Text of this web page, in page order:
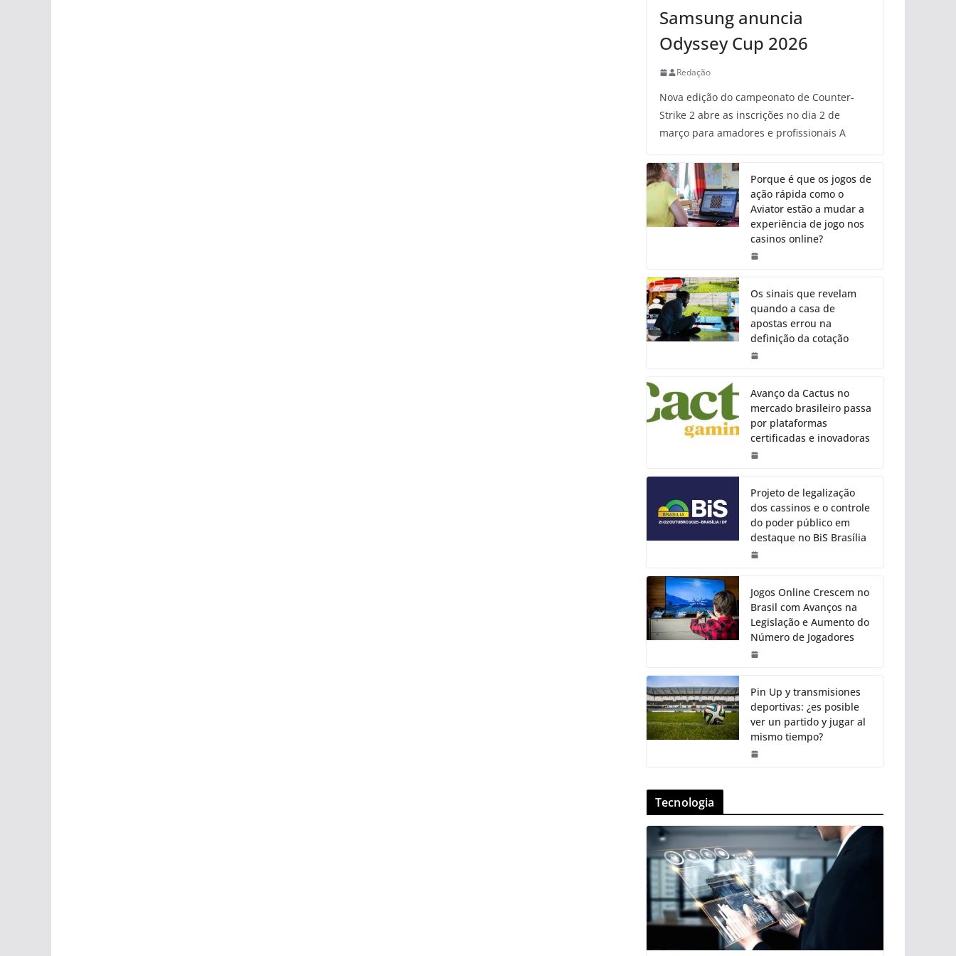
Samsung anuncia
Odyssey Cup 2026
Redação
Nova edição do campeonato de Counter-
Strike 2 abre as inscrições no dia 2 de
março para amadores e profissionais A
Porque é que os jogos de
ação rápida como o
Aviator estão a mudar a
experiência de jogo nos
casinos online?
Os sinais que revelam
quando a casa de
apostas errou na
definição da cotação
Avanço da Cactus no
mercado brasileiro passa
por plataformas
certificadas e inovadoras
Projeto de legalização
dos cassinos e o controle
do poder público em
destaque no BiS Brasília
Jogos Online Crescem no
Brasil com Avanços na
Legislação e Aumento do
Número de Jogadores
Pin Up y transmisiones
deportivas: ¿es posible
ver un partido y jugar al
mismo tiempo?
Tecnologia